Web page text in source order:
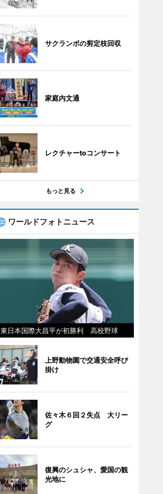
サクランボの剪定枝回収
家庭内文通
レクチャーtoコンサート
もっと見る
ワールドフォトニュース
東日本国際大昌平が初勝利 高校野球
上野動物園で交通安全呼び
掛け
佐々木６回２失点 大リー
グ
復興のシュシャ、愛国の観
光地に